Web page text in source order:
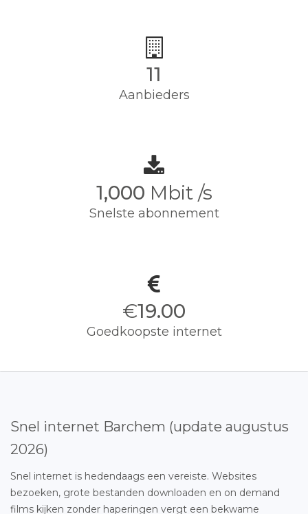
11
Aanbieders
1,000 Mbit /s
Snelste abonnement
€19.00
Goedkoopste internet
Snel internet Barchem (update augustus
2026)
Snel internet is hedendaags een vereiste. Websites
bezoeken, grote bestanden downloaden en on demand
films kijken zonder haperingen vergt een bekwame